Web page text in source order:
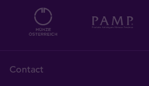
Contact